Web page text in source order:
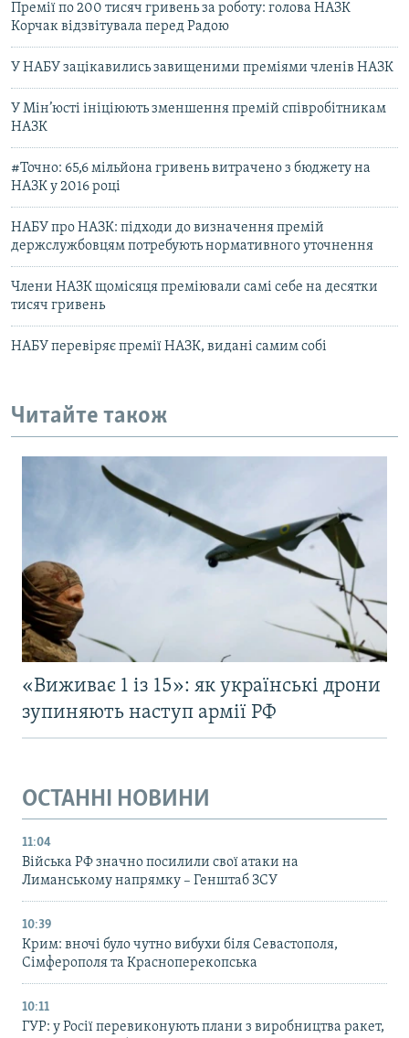
Премії по 200 тисяч гривень за роботу: голова НАЗК
Корчак відзвітувала перед Радою
У НАБУ зацікавились завищеними преміями членів НАЗК
У Мін’юсті ініціюють зменшення премій співробітникам
НАЗК
#Точно: 65,6 мільйона гривень витрачено з бюджету на
НАЗК у 2016 році
НАБУ про НАЗК: підходи до визначення премій
держслужбовцям потребують нормативного уточнення
Члени НАЗК щомісяця преміювали самі себе на десятки
тисяч гривень
НАБУ перевіряє премії НАЗК, видані самим собі
Читайте також
«Виживає 1 із 15»: як українські дрони
зупиняють наступ армії РФ
ОСТАННІ НОВИНИ
11:04
Війська РФ значно посилили свої атаки на
Лиманському напрямку – Генштаб ЗСУ
10:39
Крим: вночі було чутно вибухи біля Севастополя,
Сімферополя та Красноперекопська
10:11
ГУР: у Росії перевиконують плани з виробництва ракет,